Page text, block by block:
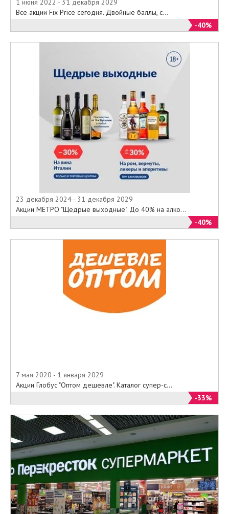
Все акции Fix Price сегодня. Двойные баллы, с...
-40%
23 декабря 2024 - 31 декабря 2029
Акции МЕТРО "Щедрые выходные". До 40% на алко...
-40%
7 мая 2020 - 1 января 2029
Акции Глобус "Оптом дешевле". Каталог супер-с...
-33%